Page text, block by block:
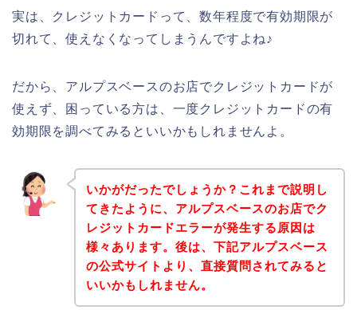
実は、クレジットカードって、数年程度で有効期限が
切れて、使えなくなってしまうんですよね♪
だから、アルプスベースのお店でクレジットカードが
使えず、困っている方は、一度クレジットカードの有
効期限を調べてみるといいかもしれませんよ。
いかがだったでしょうか？これまで説明し
てきたように、アルプスベースのお店でク
レジットカードエラーが発生する原因は
様々あります。後は、下記アルプスベース
の公式サイトより、直接質問されてみると
いいかもしれません。